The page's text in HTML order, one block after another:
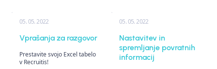
05. 05. 2022
Vprašanja za razgovor
Prestavite svojo Excel tabelo
v Recruitis!
05. 05. 2022
Nastavitev in
spremljanje povratnih
informacij